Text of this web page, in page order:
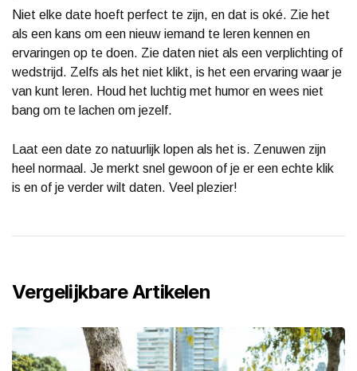
Niet elke date hoeft perfect te zijn, en dat is oké. Zie het
als een kans om een nieuw iemand te leren kennen en
ervaringen op te doen. Zie daten niet als een verplichting of
wedstrijd. Zelfs als het niet klikt, is het een ervaring waar je
van kunt leren. Houd het luchtig met humor en wees niet
bang om te lachen om jezelf.
Laat een date zo natuurlijk lopen als het is. Zenuwen zijn
heel normaal. Je merkt snel gewoon of je er een echte klik
is en of je verder wilt daten. Veel plezier!
Vergelijkbare Artikelen